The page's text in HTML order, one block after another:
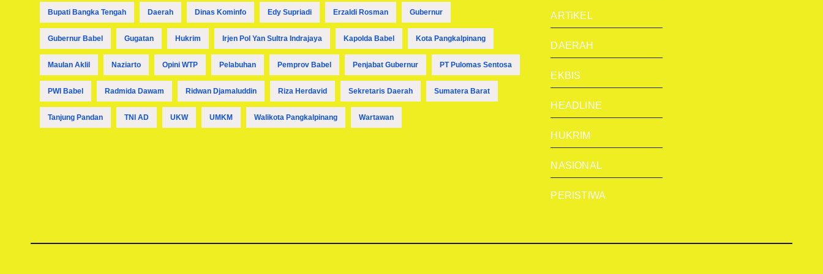
Bupati Bangka Tengah Daerah Dinas Kominfo Edy Supriadi Erzaldi Rosman Gubernur
Gubernur Babel Gugatan Hukrim Irjen Pol Yan Sultra Indrajaya Kapolda Babel Kota Pangkalpinang
Maulan Aklil Naziarto Opini WTP Pelabuhan Pemprov Babel Penjabat Gubernur PT Pulomas Sentosa
PWI Babel Radmida Dawam Ridwan Djamaluddin Riza Herdavid Sekretaris Daerah Sumatera Barat
Tanjung Pandan TNI AD UKW UMKM Walikota Pangkalpinang Wartawan
ARTiKEL
DAERAH
EKBIS
HEADLINE
HUKRIM
NASIONAL
PERISTIWA